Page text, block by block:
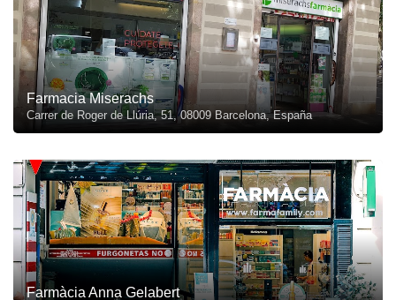
Farmacia Miserachs
Carrer de Roger de Llúria, 51, 08009 Barcelona, España
Farmàcia Anna Gelabert